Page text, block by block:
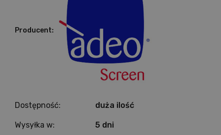
Producent:
Dostępność: duża ilość
Wysyłka w: 5 dni